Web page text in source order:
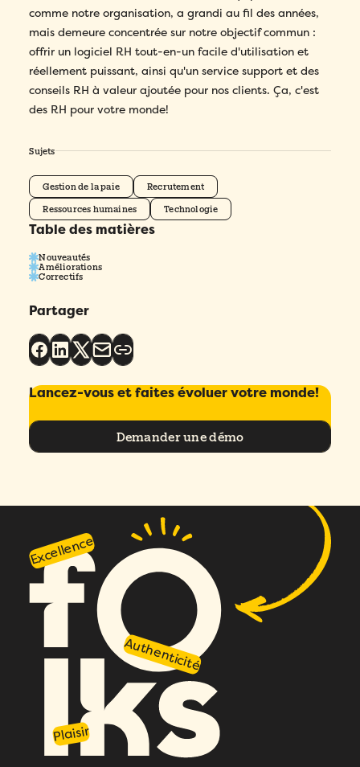
comme notre organisation, a grandi au fil des années,
mais demeure concentrée sur notre objectif commun :
offrir un logiciel RH tout-en-un facile d'utilisation et
réellement puissant, ainsi qu'un service support et des
conseils RH à valeur ajoutée pour nos clients. Ça, c'est
des RH pour votre monde!
Sujets
Gestion de la paie Recrutement
Ressources humaines Technologie
Table des matières
Nouveautés
Améliorations
Correctifs
Partager
Lancez-vous et faites évoluer votre monde!
Demander une démo
Excellence
Authenticité
Plaisir